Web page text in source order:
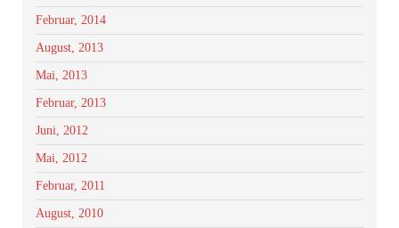
Februar, 2014
August, 2013
Mai, 2013
Februar, 2013
Juni, 2012
Mai, 2012
Februar, 2011
August, 2010